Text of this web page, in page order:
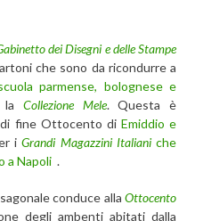
dei Disegni e delle Stampe
che sono da ricondurre a
parmense, bolognese e
la Collezione Mele. Questa è
di fine Ottocento di Emiddio e
iGrandi Magazzini Italianiche
a Napoli .
conduce alla Ottocento
degli ambenti abitati dalla